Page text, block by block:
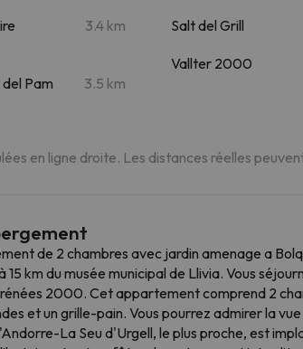
3.4 km
Pam 3.5 km
Salt del Grill
Vallter 2000
en ligne droite. Les distances réelles
de 2 chambres avec jardin amenage a
15 km du musée municipal de Llivia. Vous
2000. Cet appartement comprend 2
et un grille-pain. Vous pourrez admirer la
La Seu d'Urgell, le plus proche, est